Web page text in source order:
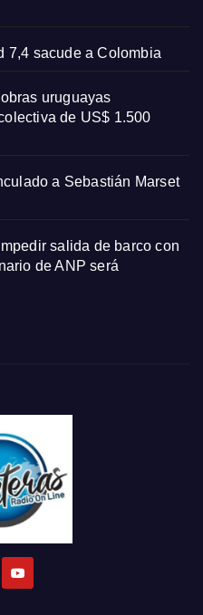
7,4 sacude a Colombia
uruguayas
de US$ 1.500
a Sebastián Marset
salida de barco con
de ANP será